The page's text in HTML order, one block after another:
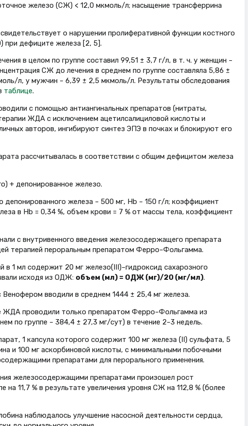
железо (СЖ) < 12,0 мкмоль/л; насыщение трансферрина
о нарушении пролиферативной функции костного
при дефиците железа [2, 5].
в целом по группе составил 99,51 ± 3,7 г/л, в т. ч. у женщин –
СЖ до лечения в среднем по группе составляла 5,86 ±
л, у мужчин – 6,39 ± 2,5 мкмоль/л. Результаты обследования
таблице.
с помощью антиангинальных препаратов (нитраты,
ЖДА с исключением ацетилсалициловой кислоты и
авторов, ингибируют синтез ЭПЭ в почках и блокируют его
рассчитывалась в соответствии с общим дефицитом железа
+ депонированное железо.
железа – 500 мг, Hb – 150 г/л; коэффициент
в Hb = 0,34 %, объем крови = 7 % от массы тела, коэффициент
с внутривенного введения железосодержащего препарата
терапией пероральным препаратом Ферро–Фольгамма.
1 мл содержит 20 мг железо(III)–гидроксид сахарозного
исходя из ОДЖ: объем (мл) = ОДЖ (мг)/20 (мг/мл).
вводили в среднем 1444 ± 25,4 мг железа.
ЖДА проводили только препаратом Ферро–Фольгамма из
по группе – 384,4 ± 27,3 мг/сут) в течение 2–3 недель.
1 капсула которого содержит 100 мг железа (II) сульфата, 5
и 100 мг аскорбиновой кислоты, с минимальными побочными
препаратами для перорального применения.
железосодержащими препаратами произошел рост
на 11,7 % в результате увеличения уровня СЖ на 112,8 % (более
наблюдалось улучшение насосной деятельности сердца,